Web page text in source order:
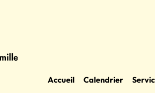
Accueil Calendrier